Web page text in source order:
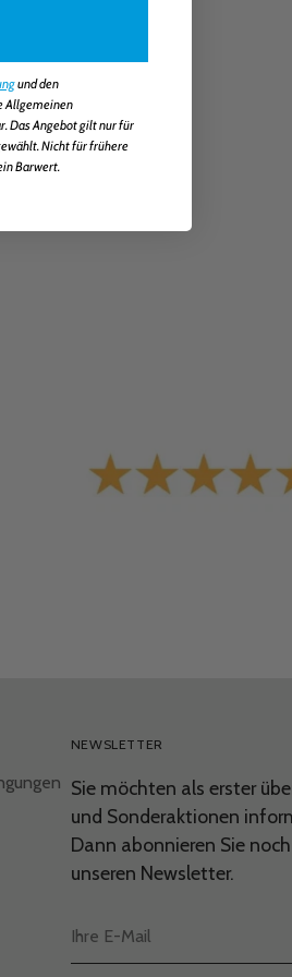
NEWSLETTER
Sie möchten als erster
und Sonderaktionen
Dann abonnieren Sie
unseren Newsletter.
E-
und den
Allgemeinen
Das Angebot gilt nur für
Nicht für frühere
Barwert.